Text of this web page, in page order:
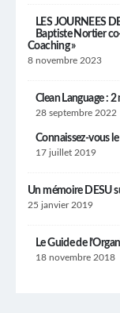
LES JOURNEES
Baptiste Nortier
Coaching »
8 novembre 2023
Clean Language :
28 septembre 2022
Connaissez-vous
17 juillet 2019
Un mémoire DESU
25 janvier 2019
Le Guide de
18 novembre 2018